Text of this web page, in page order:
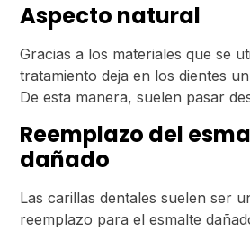
Aspecto natural
Gracias a los materiales que se
tratamiento deja en los dientes
De esta manera, suelen pasar
Reemplazo del
dañado
Las carillas dentales suelen ser
reemplazo para el esmalte